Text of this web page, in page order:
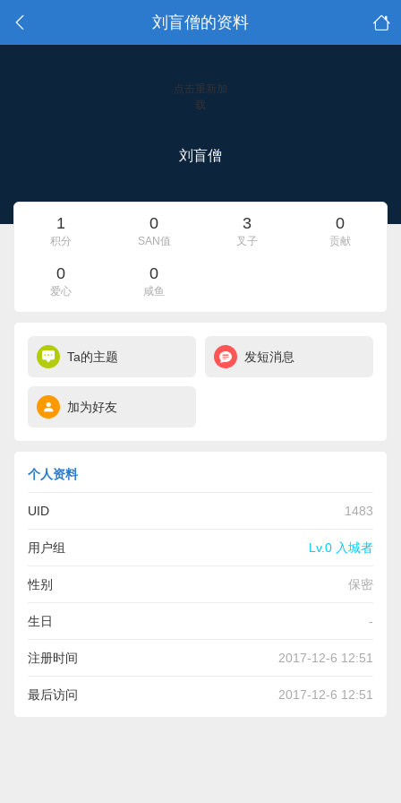
刘盲僧的资料
点击重新加
载
刘盲僧
1
积分
0
SAN值
3
叉子
0
贡献
0
爱心
0
咸鱼
Ta的主题 发短消息
加为好友
个人资料
UID 1483
用户组 Lv.0 入城者
性别 保密
生日 -
注册时间 2017-12-6 12:51
最后访问 2017-12-6 12:51